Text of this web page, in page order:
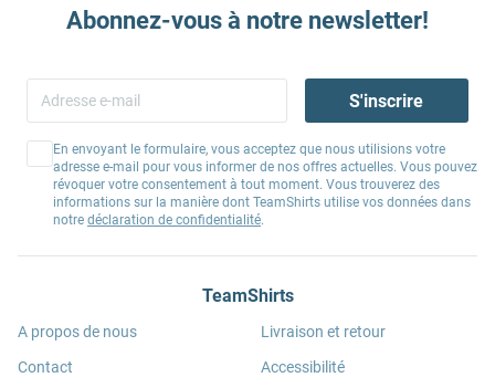
Abonnez-vous à notre newsletter!
S'inscrire
En envoyant le formulaire, vous acceptez que nous utilisions votre
adresse e-mail pour vous informer de nos offres actuelles. Vous pouvez
révoquer votre consentement à tout moment. Vous trouverez des
informations sur la manière dont TeamShirts utilise vos données dans
notre déclaration de confidentialité.
TeamShirts
A propos de nous
Contact
Livraison et retour
Accessibilité